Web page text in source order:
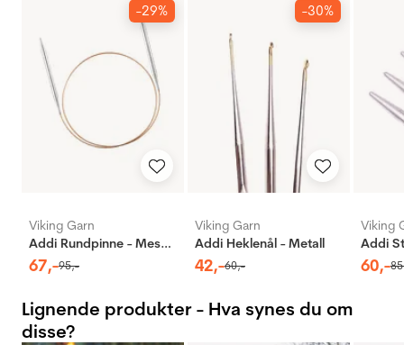
-29%
Viking Garn
Addi Rundpinne - Messing
67,-95,-
-30%
Viking Garn
Addi Heklenål - Metall
42,-60,-
Viking
60,-85
Lignende produkter - Hva synes du om
disse?